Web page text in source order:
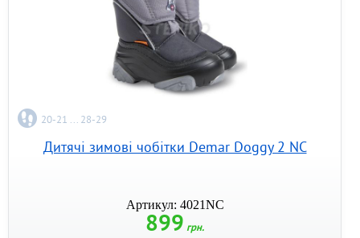
20-21 ... 28-29
Дитячі зимові чобітки Demar Doggy 2 NC
Артикул: 4021NC
899 грн.